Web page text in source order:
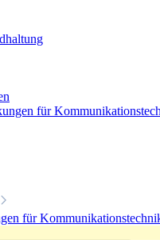
für
für